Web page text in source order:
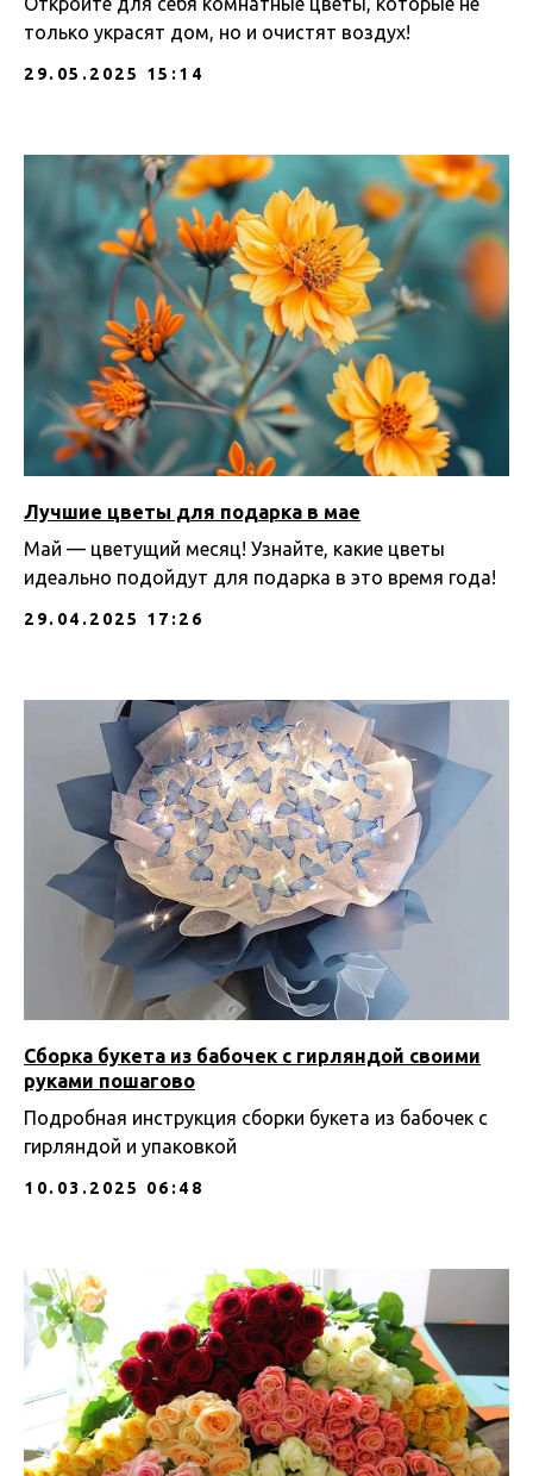
только украсят дом, но и очистят воздух!
29.05.2025 15:14
Лучшие цветы для подарка в мае
Май — цветущий месяц! Узнайте, какие цветы
идеально подойдут для подарка в это время года!
29.04.2025 17:26
Сборка букета из бабочек с гирляндой своими
руками пошагово
Подробная инструкция сборки букета из бабочек с
гирляндой и упаковкой
10.03.2025 06:48